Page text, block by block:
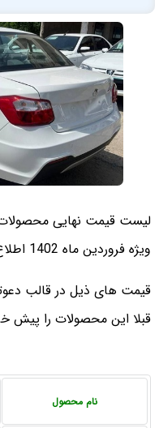
لیست قیمت نهایی محصولات
ویژه فروردین ماه 1402 اطلاع رسانی شد.
قیمت های ذیل در قالب
قبلا این محصولات را پیش
نام محصول